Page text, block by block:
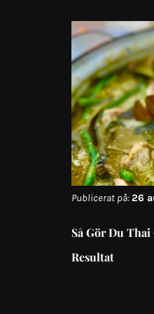
Publicerat på:26
Så Gör Du
Resultat